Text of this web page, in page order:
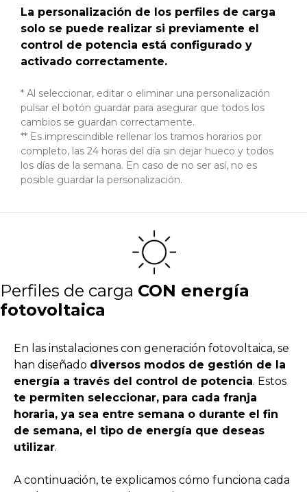
La personalización de los perfiles de carga
solo se puede realizar si previamente el
control de potencia está configurado y
activado correctamente.
* Al seleccionar, editar o eliminar una personalización
pulsar el botón guardar para asegurar que todos los
cambios se guardan correctamente.
** Es imprescindible rellenar los tramos horarios por
completo, las 24 horas del día sin dejar hueco y todos
los días de la semana. En caso de no ser así, no es
posible guardar la personalización.
Perfiles de carga CON energía
fotovoltaica
En las instalaciones con generación fotovoltaica, se
han diseñado diversos modos de gestión de la
energía a través del control de potencia. Estos
te permiten seleccionar, para cada franja
horaria, ya sea entre semana o durante el fin
de semana, el tipo de energía que deseas
utilizar.
A continuación, te explicamos cómo funciona cada